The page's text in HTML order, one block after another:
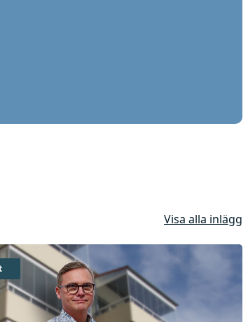
Visa alla inlägg